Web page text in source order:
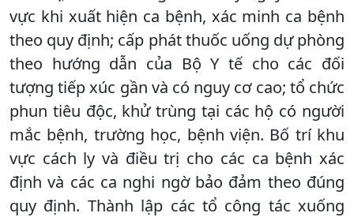
vực khi xuất hiện ca bệnh, xác minh ca bệnh
theo quy định; cấp phát thuốc uống dự phòng
theo hướng dẫn của Bộ Y tế cho các đối
tượng tiếp xúc gần và có nguy cơ cao; tổ chức
phun tiêu độc, khử trùng tại các hộ có người
mắc bệnh, trường học, bệnh viện. Bố trí khu
vực cách ly và điều trị cho các ca bệnh xác
định và các ca nghi ngờ bảo đảm theo đúng
quy định. Thành lập các tổ công tác xuống